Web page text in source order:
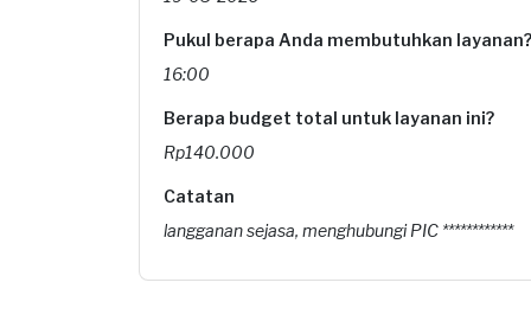
Pukul berapa Anda membutuhkan layanan?
16:00
Berapa budget total untuk layanan ini?
Rp140.000
Catatan
langganan sejasa, menghubungi PIC ************